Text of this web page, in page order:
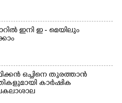
ഇനി ഇ - മെയിലും
ഒച്ചിനെ തുരത്താൻ
കാർഷിക